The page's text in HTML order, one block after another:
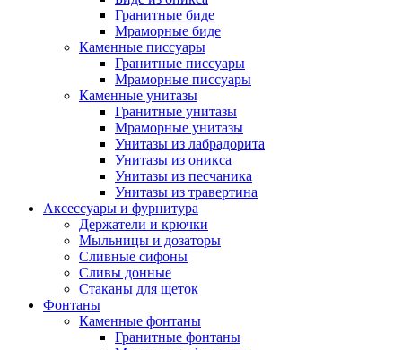
Гранитные биде
Мраморные биде
Каменные писсуары
Гранитные писсуары
Мраморные писсуары
Каменные унитазы
Гранитные унитазы
Мраморные унитазы
Унитазы из лабрадорита
Унитазы из оникса
Унитазы из песчаника
Унитазы из травертина
Аксессуары и фурнитура
Держатели и крючки
Мыльницы и дозаторы
Сливные сифоны
Сливы донные
Стаканы для щеток
Фонтаны
Каменные фонтаны
Гранитные фонтаны